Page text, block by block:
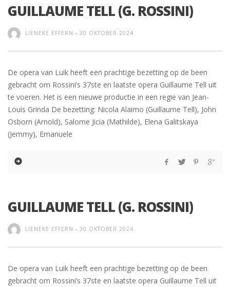
GUILLAUME TELL (G. ROSSINI)
LIENEKE EFFERN - 30 OKTOBER 2024
De opera van Luik heeft een prachtige bezetting op de been
gebracht om Rossini’s 37ste en laatste opera Guillaume Tell uit
te voeren. Het is een nieuwe productie in een regie van Jean-
Louis Grinda De bezetting: Nicola Alaimo (Guillaume Tell), John
Osborn (Arnold), Salome Jicia (Mathilde), Elena Galitskaya
(Jemmy), Emanuele
GUILLAUME TELL (G. ROSSINI)
LIENEKE EFFERN - 30 OKTOBER 2024
De opera van Luik heeft een prachtige bezetting op de been
gebracht om Rossini’s 37ste en laatste opera Guillaume Tell uit